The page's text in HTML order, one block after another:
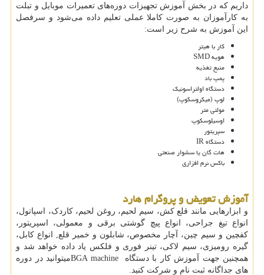
داریم که در بخش آموزش تجهیزات دوره‌های تعمیرات موبایل و تبلت
به کارآموزان به صورت کاملا عملی تعلیم داده می‌شود و سرفصل
این آموزش به شرح زیر است:
کار با هیتر
هویه SMD
منبع تغذیه
پمپ باد
دستگاه اولتراسونیک
لوپ (میکروسکوپ)
مولتی متر
اوسیلوسکوپ
سپریتور
دستگاه IR
هات گان یا سشوار صنعتی
باکس نرم افزاری
آموزش تعویض و پروگرام هارد
و ابزارهایی مانند قلع کش، سیم لحیم، روغن لحیم، کاردک، اسپاتول،
انواع تیغ جراحی، انواع پیچ گوشتی برقی و معمولی، اسپریتور،
کفچین و سیم چین، آچار مخصوص، شابلون و خمیر قلع, انواع کابل،
گیره رومیزی، سیم لاکی، تینر فوری و فلکس یاد داده خواهد شد و
همچنین جهت آموزش کار با دستگاه
BGA machineمیتوانید در دوره
های جداگانه ثبت نام و شرکت کنید.